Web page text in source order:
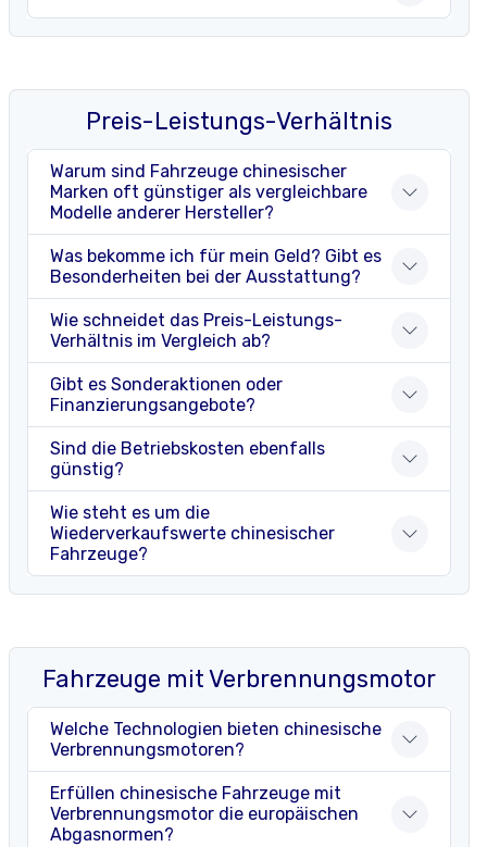
Preis-Leistungs-Verhältnis
Warum sind Fahrzeuge chinesischer
Marken oft günstiger als vergleichbare
Modelle anderer Hersteller?
Was bekomme ich für mein Geld? Gibt es
Besonderheiten bei der Ausstattung?
Wie schneidet das Preis-Leistungs-
Verhältnis im Vergleich ab?
Gibt es Sonderaktionen oder
Finanzierungsangebote?
Sind die Betriebskosten ebenfalls
günstig?
Wie steht es um die
Wiederverkaufswerte chinesischer
Fahrzeuge?
Fahrzeuge mit Verbrennungsmotor
Welche Technologien bieten chinesische
Verbrennungsmotoren?
Erfüllen chinesische Fahrzeuge mit
Verbrennungsmotor die europäischen
Abgasnormen?